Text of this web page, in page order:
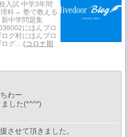
入試 中学3年間
科→ 塾で教える
中学問題集
にほんブロ
グ村にほんブロ
グ...
コロナ期
わー
した(*^^*)
させて頂きました。